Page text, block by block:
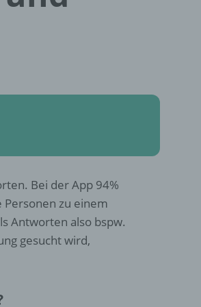
Bei der App 94%
Personen zu einem
Antworten also bspw.
gesucht wird,